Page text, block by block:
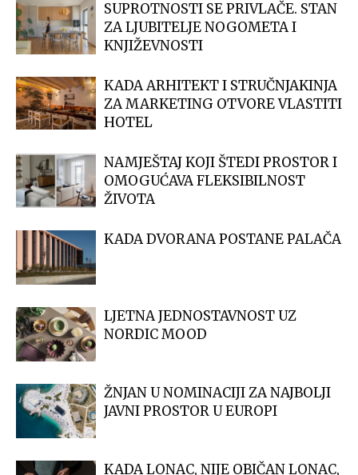
SUPROTNOSTI SE PRIVLAČE. STAN
ZA LJUBITELJE NOGOMETA I
KNJIŽEVNOSTI
KADA ARHITEKT I STRUČNJAKINJA
ZA MARKETING OTVORE VLASTITI
HOTEL
NAMJEŠTAJ KOJI ŠTEDI PROSTOR I
OMOGUĆAVA FLEKSIBILNOST
ŽIVOTA
KADA DVORANA POSTANE PALAČA
LJETNA JEDNOSTAVNOST UZ
NORDIC MOOD
ŽNJAN U NOMINACIJI ZA NAJBOLJI
JAVNI PROSTOR U EUROPI
KADA LONAC, NIJE OBIČAN LONAC,